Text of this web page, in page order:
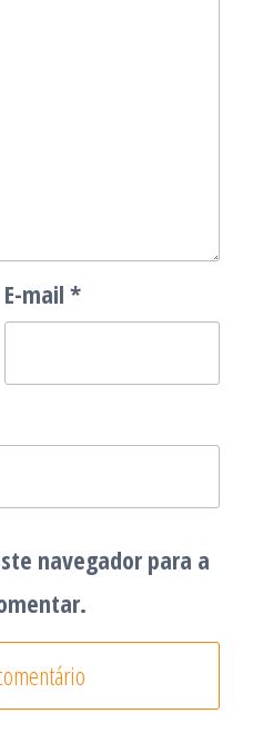
E-mail *
navegador para a